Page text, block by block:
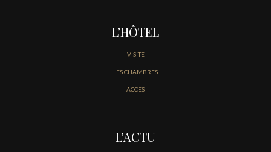
L’HÔTEL
VISITE
LES CHAMBRES
ACCES
L’ACTU